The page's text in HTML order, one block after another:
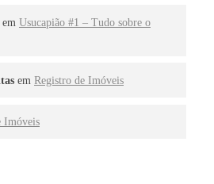
em Usucapião #1 – Tudo sobre o
em Registro de Imóveis
Imóveis